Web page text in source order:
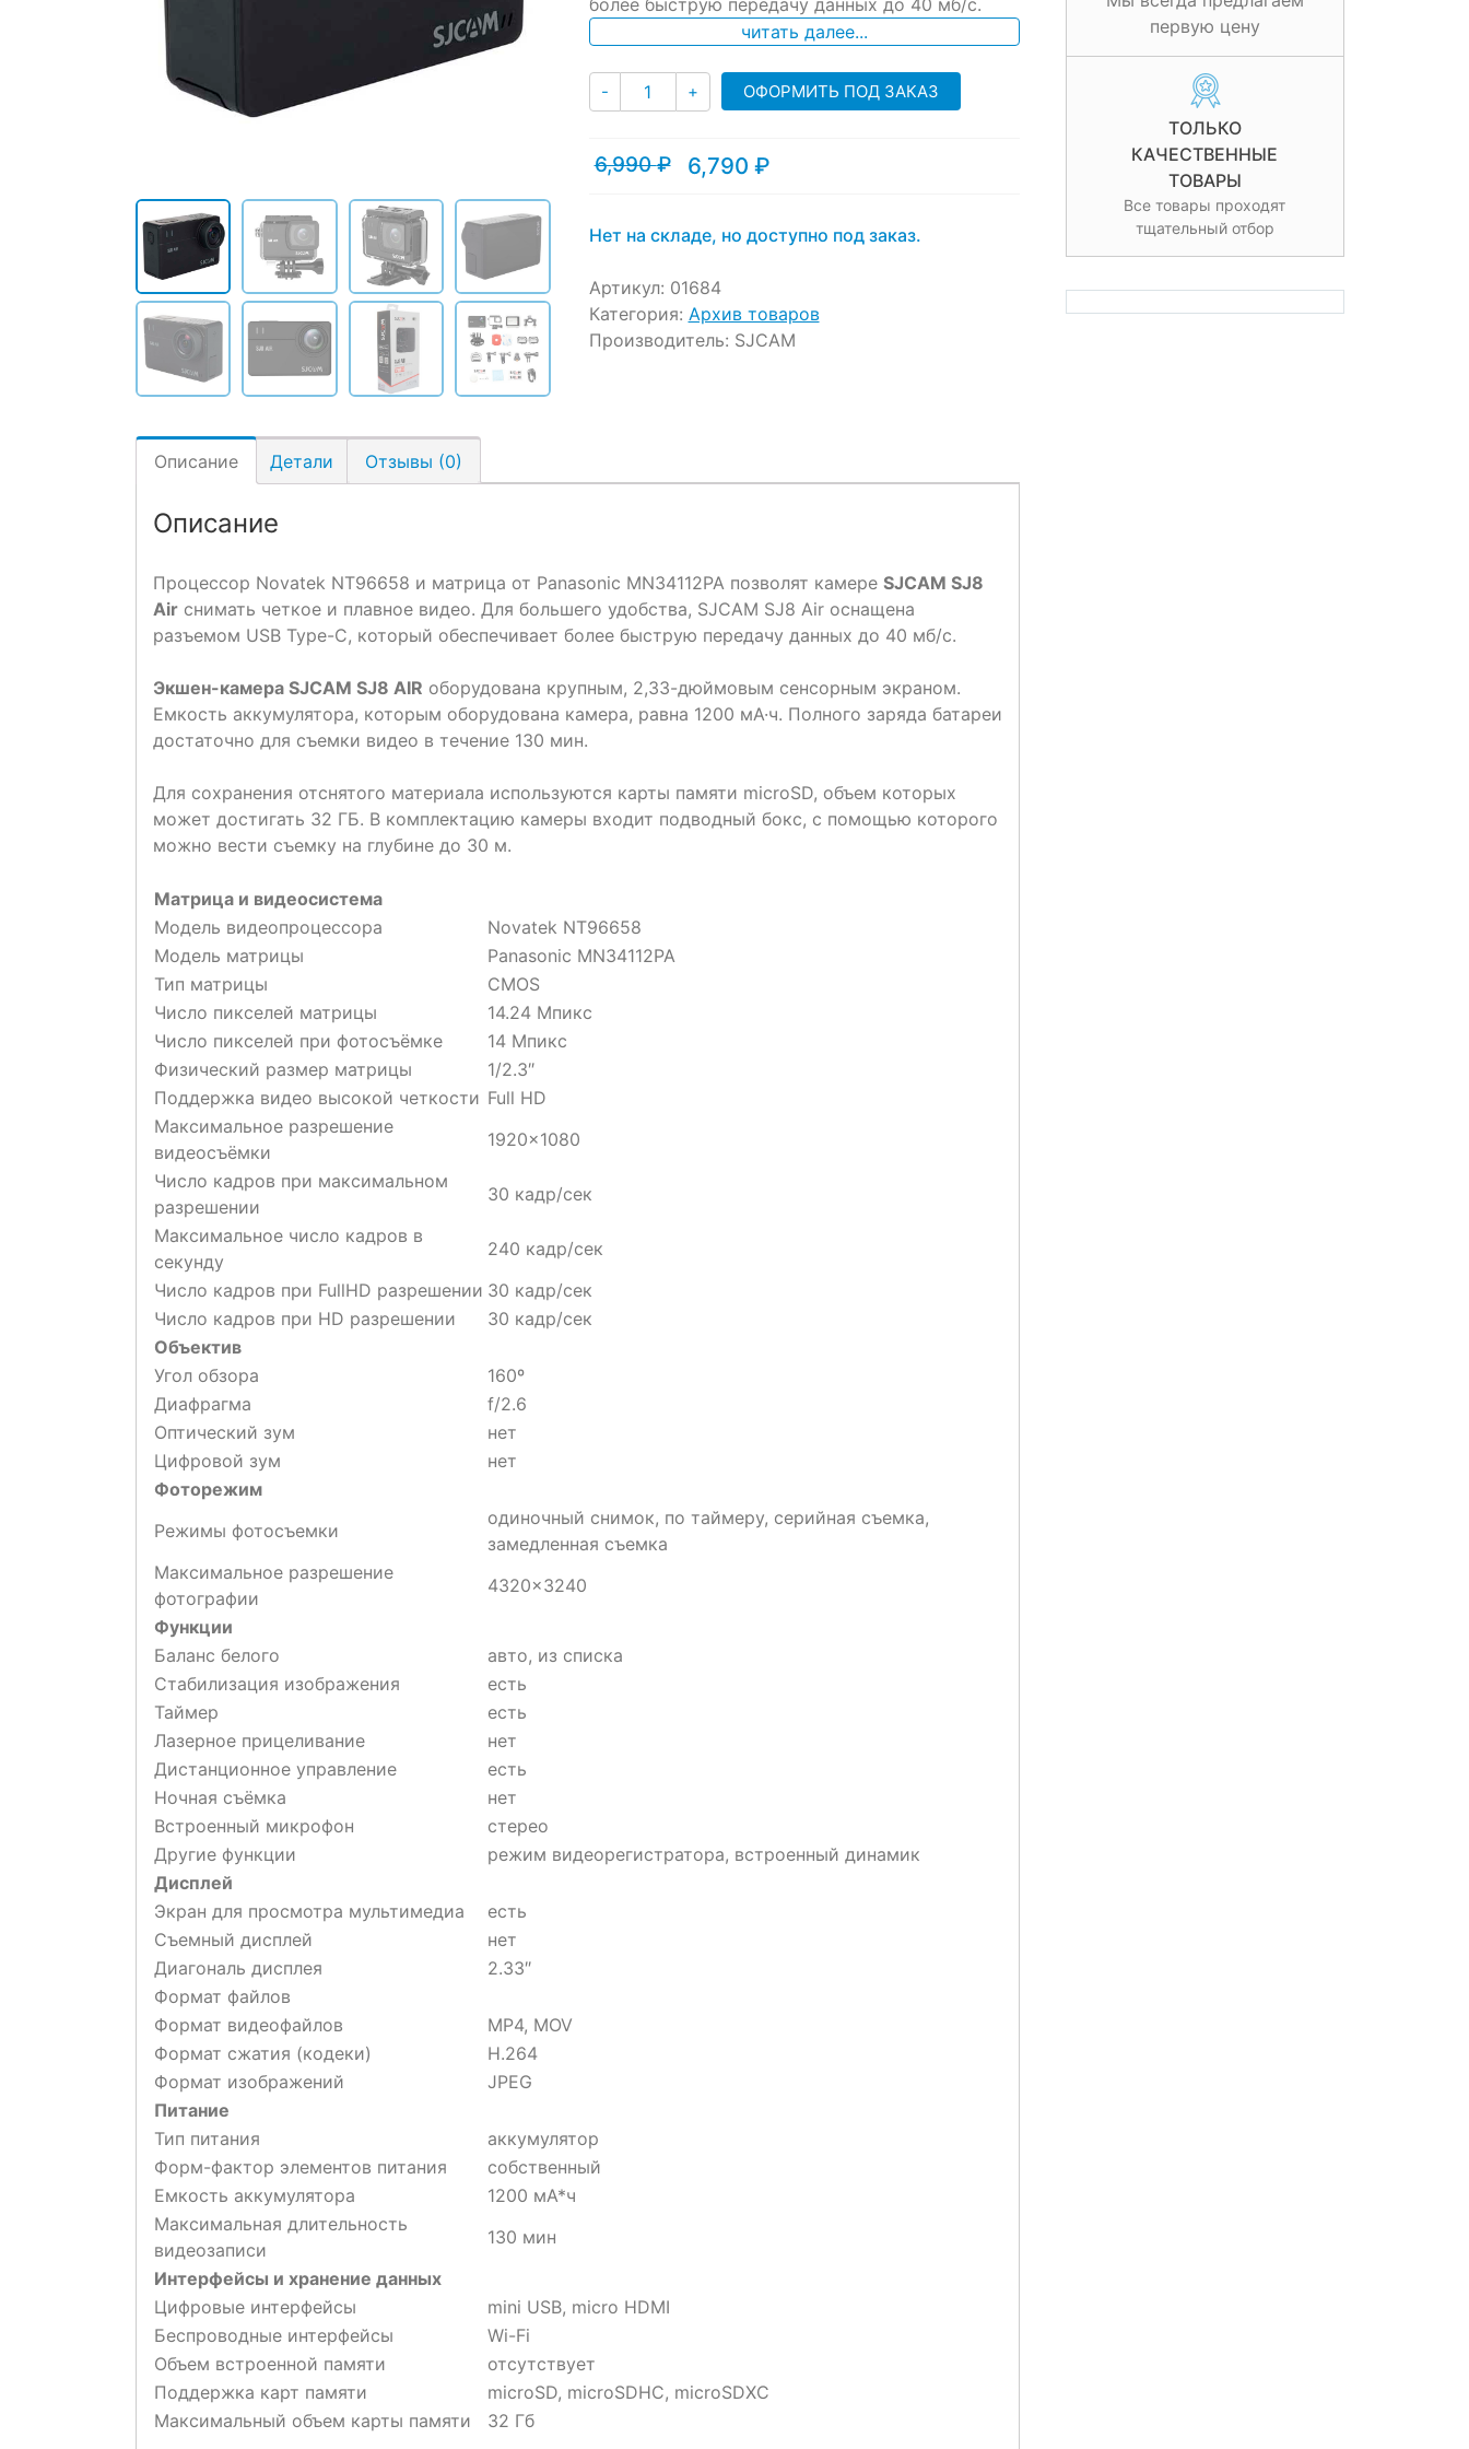
первую цену
ТОЛЬКО
КАЧЕСТВЕННЫЕ
ТОВАРЫ
Все товары проходят
тщательный отбор
читать далее...
- Количество
+ ОФОРМИТЬ ПОД ЗАКАЗ
6,990₽
Первоначальная
6,990 ₽.
6,790 ₽
Текущая
Нет на складе, но доступно под заказ.
Артикул: 01684
Категория: Архив товаров
Производитель: SJCAM
Описание Детали Отзывы (0)
Описание
Процессор Novatek NT96658 и матрица от Panasonic MN34112PA позволят камере SJCAM SJ8
Air снимать четкое и плавное видео. Для большего удобства, SJCAM SJ8 Air оснащена
разъемом USB Type-C, который обеспечивает более быструю передачу данных до 40 мб/с.
Экшен-камера SJCAM SJ8 AIR оборудована крупным, 2,33-дюймовым сенсорным экраном.
Емкость аккумулятора, которым оборудована камера, равна 1200 мА·ч. Полного заряда батареи
достаточно для съемки видео в течение 130 мин.
Для сохранения отснятого материала используются карты памяти microSD, объем которых
может достигать 32 ГБ. В комплектацию камеры входит подводный бокс, с помощью которого
можно вести съемку на глубине до 30 м.
Матрица и видеосистема
Модель видеопроцессора
Novatek NT96658
Модель матрицы
Panasonic MN34112PA
Тип матрицы
CMOS
Число пикселей матрицы
14.24 Мпикс
Число пикселей при фотосъёмке
14 Мпикс
Физический размер матрицы
1/2.3″
Поддержка видео высокой четкости Full HD
Максимальное разрешение
видеосъёмки
1920×1080
Число кадров при максимальном
разрешении
30 кадр/сек
Максимальное число кадров в
секунду
240 кадр/сек
Число кадров при FullHD разрешении 30 кадр/сек
Число кадров при HD разрешении
30 кадр/сек
Объектив
Угол обзора
160º
Диафрагма
f/2.6
Оптический зум
нет
Цифровой зум
нет
Фоторежим
Режимы фотосъемки
одиночный снимок, по таймеру, серийная съемка,
замедленная съемка
Максимальное разрешение
фотографии
4320×3240
Функции
Баланс белого
авто, из списка
Стабилизация изображения
есть
Таймер
есть
Лазерное прицеливание
нет
Дистанционное управление
есть
Ночная съёмка
нет
Встроенный микрофон
стерео
Другие функции
режим видеорегистратора, встроенный динамик
Дисплей
Экран для просмотра мультимедиа
есть
Съемный дисплей
нет
Диагональ дисплея
2.33″
Формат файлов
Формат видеофайлов
MP4, MOV
Формат сжатия (кодеки)
H.264
Формат изображений
JPEG
Питание
Тип питания
аккумулятор
Форм-фактор элементов питания
собственный
Емкость аккумулятора
1200 мА*ч
Максимальная длительность
видеозаписи
130 мин
Интерфейсы и хранение данных
Цифровые интерфейсы
mini USB, micro HDMI
Беспроводные интерфейсы
Wi-Fi
Объем встроенной памяти
отсутствует
Поддержка карт памяти
microSD, microSDHC, microSDXC
Максимальный объем карты памяти
32 Гб